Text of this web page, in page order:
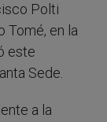
Polti
Tomé, en la
este
Sede.
a la